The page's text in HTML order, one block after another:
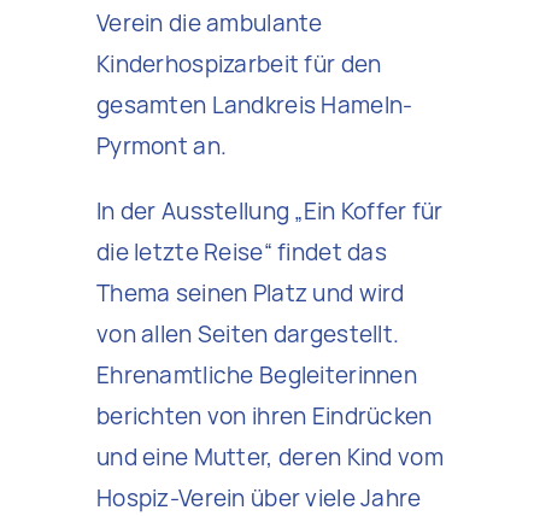
Verein die ambulante
Kinderhospizarbeit für den
gesamten Landkreis Hameln-
Pyrmont an.
In der Ausstellung „Ein Koffer für
die letzte Reise“ findet das
Thema seinen Platz und wird
von allen Seiten dargestellt.
Ehrenamtliche Begleiterinnen
berichten von ihren Eindrücken
und eine Mutter, deren Kind vom
Hospiz-Verein über viele Jahre